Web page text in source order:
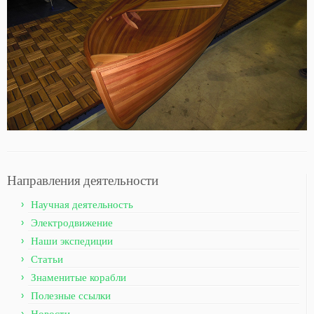
Направления деятельности
Научная деятельность
Электродвижение
Наши экспедиции
Статьи
Знаменитые корабли
Полезные ссылки